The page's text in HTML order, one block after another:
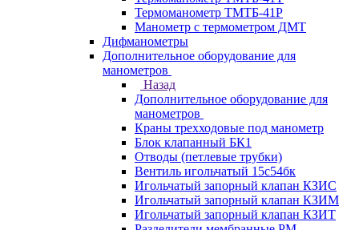
Термоманометр ТМТБ-41Р
Манометр с термометром ДМТ
Дифманометры
Дополнительное оборудование для
манометров
Назад
Дополнительное оборудование для
манометров
Краны трехходовые под манометр
Блок клапанный БК1
Отводы (петлевые трубки)
Вентиль игольчатый 15с54бк
Игольчатый запорный клапан КЗИС
Игольчатый запорный клапан КЗИМ
Игольчатый запорный клапан КЗИТ